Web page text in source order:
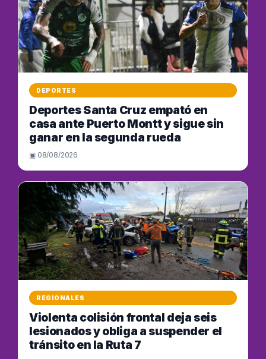
DEPORTES
Deportes Santa Cruz empató en
casa ante Puerto Montt y sigue sin
ganar en la segunda rueda
▣ 08/08/2026
REGIONALES
Violenta colisión frontal deja seis
lesionados y obliga a suspender el
tránsito en la Ruta 7